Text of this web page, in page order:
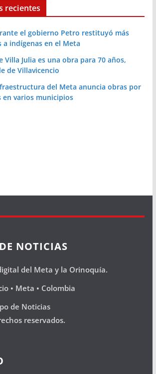
recientes
el gobierno Petro restituyó más
a indígenas en el Meta
Villa Julia es una obra para 70 años,
de Villavicencio
del Meta anuncia obras por
en varios municipios
NOTICIAS
del Meta y la Orinoquía.
• Meta • Colombia
de Noticias
reservados.